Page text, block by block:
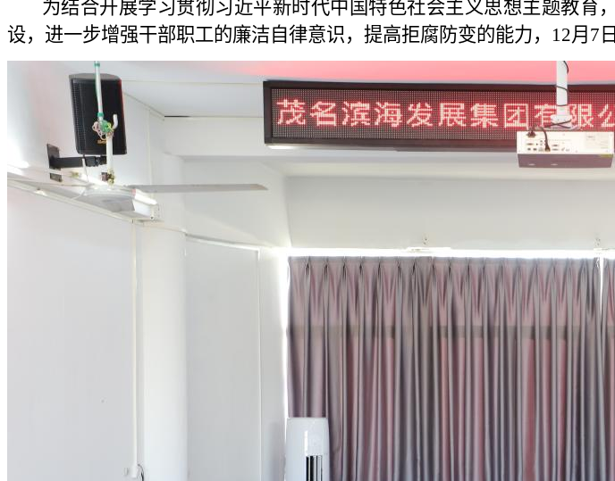
为结合开展学习贯彻习近平新时代中国特色社会主义思想主题教育
设，进一步增强干部职工的廉洁自律意识，提高拒腐防变的能力，12月7